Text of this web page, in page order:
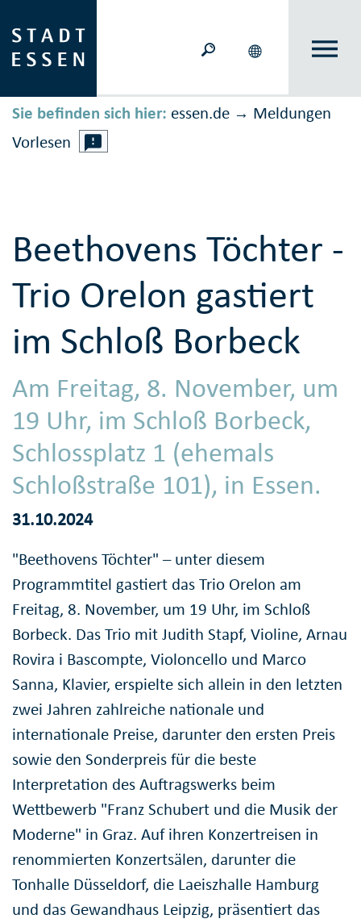
Sie befinden sich hier: essen.de → Meldungen
Vorlesen
Beethovens Töchter -
Trio Orelon gastiert
im Schloß Borbeck
Am Freitag, 8. November, um
19 Uhr, im Schloß Borbeck,
Schlossplatz 1 (ehemals
Schloßstraße 101), in Essen.
31.10.2024
"Beethovens Töchter" – unter diesem
Programmtitel gastiert das Trio Orelon am
Freitag, 8. November, um 19 Uhr, im Schloß
Borbeck. Das Trio mit Judith Stapf, Violine, Arnau
Rovira i Bascompte, Violoncello und Marco
Sanna, Klavier, erspielte sich allein in den letzten
zwei Jahren zahlreiche nationale und
internationale Preise, darunter den ersten Preis
sowie den Sonderpreis für die beste
Interpretation des Auftragswerks beim
Wettbewerb "Franz Schubert und die Musik der
Moderne" in Graz. Auf ihren Konzertreisen in
renommierten Konzertsälen, darunter die
Tonhalle Düsseldorf, die Laeiszhalle Hamburg
und das Gewandhaus Leipzig, präsentiert das